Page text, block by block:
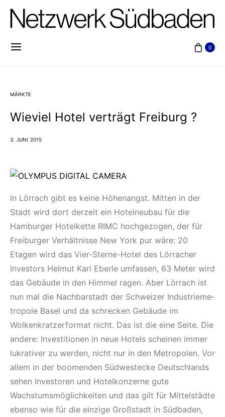
0
MÄRKTE
Wieviel Hotel verträgt Freiburg ?
3. JUNI 2015
In Lörrach gibt es keine Höhenangst. Mitten in der
Stadt wird dort derzeit ein Hotelneubau für die
Hamburger Hotelkette RIMC hochgezogen, der für
Freiburger Verhältnisse New York pur wäre: 20
Etagen wird das Vier-Sterne-Hotel des Lörracher
Investors Helmut Karl Eberle umfassen, 63 Meter wird
das Gebäude in den Himmel ragen. Aber Lörrach ist
nun mal die Nachbarstadt der Schweizer Industrieme­
tropole Basel und da schrecken Gebäude im
Wolkenkratzerformat nicht. Das ist die eine Seite. Die
andere: Investitionen in neue Hotels scheinen immer
lukrativer zu werden, nicht nur in den Metropolen. Vor
allem in der boomenden Südwestecke Deutschlands
sehen Investoren und Hotelkonzerne gute
Wachstumsmöglichkeiten und das gilt für Mittelstädte
ebenso wie für die einzige Großstadt in Südbaden,